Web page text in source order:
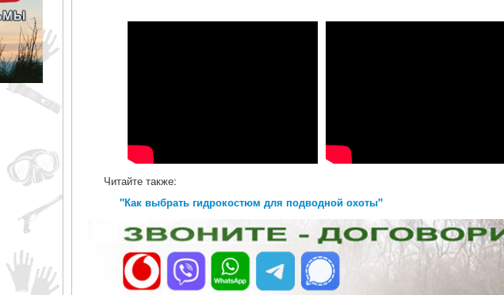
Читайте также:
"Как выбрать гидрокостюм для подводной охоты"